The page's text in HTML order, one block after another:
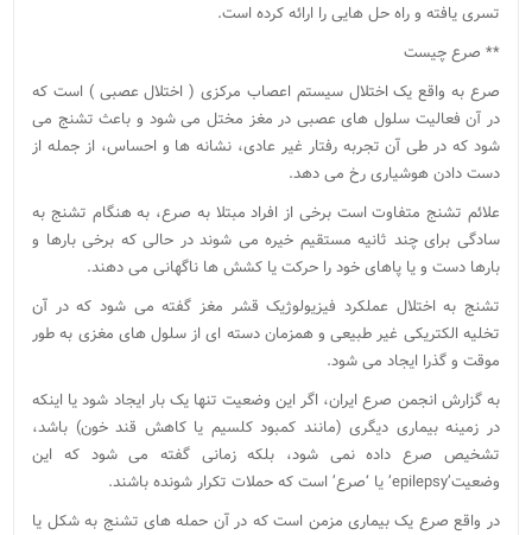
تسری یافته و راه حل هایی را ارائه کرده است.
** صرع چیست
صرع به واقع یک اختلال سیستم اعصاب مرکزی ( اختلال عصبی ) است که
در آن فعالیت سلول های عصبی در مغز مختل می شود و باعث تشنج می
شود که در طی آن تجربه رفتار غیر عادی، نشانه ها و احساس، از جمله از
دست دادن هوشیاری رخ می دهد.
علائم تشنج متفاوت است برخی از افراد مبتلا به صرع، به هنگام تشنج به
سادگی برای چند ثانیه مستقیم خیره می شوند در حالی که برخی بارها و
بارها دست و یا پاهای خود را حرکت یا کشش ها ناگهانی می دهند.
تشنج به اختلال عملکرد فیزیولوژیک قشر مغز گفته می شود که در آن
تخلیه الکتریکی غیر طبیعی و همزمان دسته ای از سلول های مغزی به طور
موقت و گذرا ایجاد می شود.
به گزارش انجمن صرع ایران، اگر این وضعیت تنها یک بار ایجاد شود یا اینکه
در زمینه بیماری دیگری (مانند کمبود کلسیم یا کاهش قند خون) باشد،
تشخیص صرع داده نمی شود، بلکه زمانی گفته می شود که این
وضعیت’epilepsy’ یا ‘صرع’ است که حملات تکرار شونده باشند.
در واقع صرع یک بیماری مزمن است که در آن حمله های تشنج به شکل یا